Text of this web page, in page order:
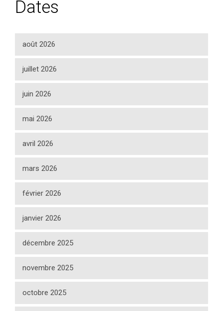
Dates
août 2026
juillet 2026
juin 2026
mai 2026
avril 2026
mars 2026
février 2026
janvier 2026
décembre 2025
novembre 2025
octobre 2025